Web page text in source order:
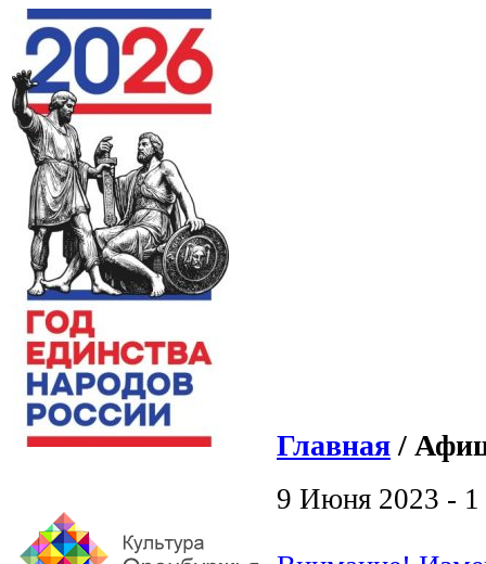
Главная /
9 Июня 2023 - 1